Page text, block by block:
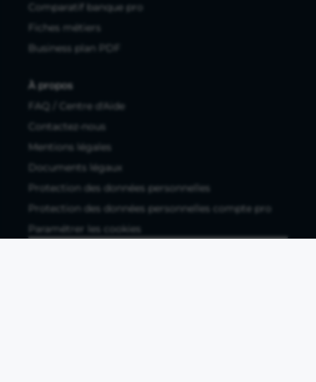
Comparatif banque pro
Fiches métiers
Business plan PDF
À propos
FAQ / Centre d'Aide
Contactez-nous
Mentions légales
Documents légaux
Protection des données personnelles
Protection des données personnelles compte pro
Paramétrer les cookies